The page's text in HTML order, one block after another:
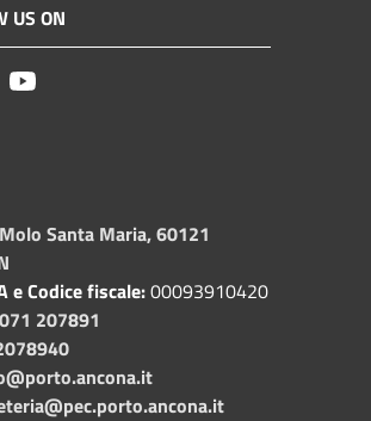
US ON
Molo Santa Maria, 60121
e Codice fiscale:00093910420
071 207891